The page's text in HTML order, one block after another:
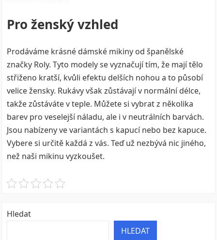
Pro ženský vzhled
Prodáváme krásné dámské mikiny od španělské
značky Roly. Tyto modely se vyznačují tím, že mají tělo
střiženo kratší, kvůli efektu delších nohou a to působí
velice žensky. Rukávy však zůstávají v normální délce,
takže zůstáváte v teple. Můžete si vybrat z několika
barev pro veselejší náladu, ale i v neutrálních barvách.
Jsou nabízeny ve variantách s kapucí nebo bez kapuce.
Vybere si určitě každá z vás. Teď už nezbývá nic jiného,
než naši mikinu vyzkoušet.
Hledat
HLEDAT